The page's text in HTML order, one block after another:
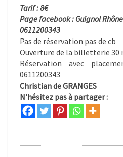
Tarif : 8€
Page facebook : Guignol
0611200343
Pas de réservation pas de cb
Ouverture de la billetterie 30
Réservation avec
0611200343
Christian de GRANGES
N'hésitez pas à partager :